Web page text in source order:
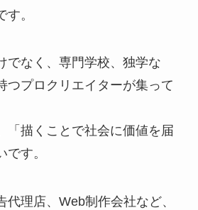
。
でなく、専門学校、独学な
つプロクリエイターが集って
「描くことで社会に価値を届
す。
代理店、Web制作会社など、